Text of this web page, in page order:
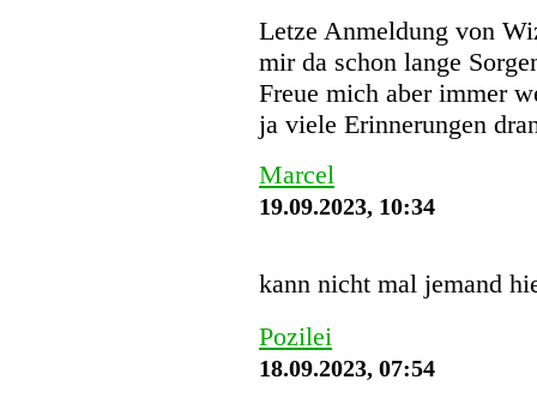
Letze Anmeldung von
mir da schon lange
Freue mich aber immer
ja viele Erinnerungen
Marcel
19.09.2023, 10:34
kann nicht mal jemand
Pozilei
18.09.2023, 07:54